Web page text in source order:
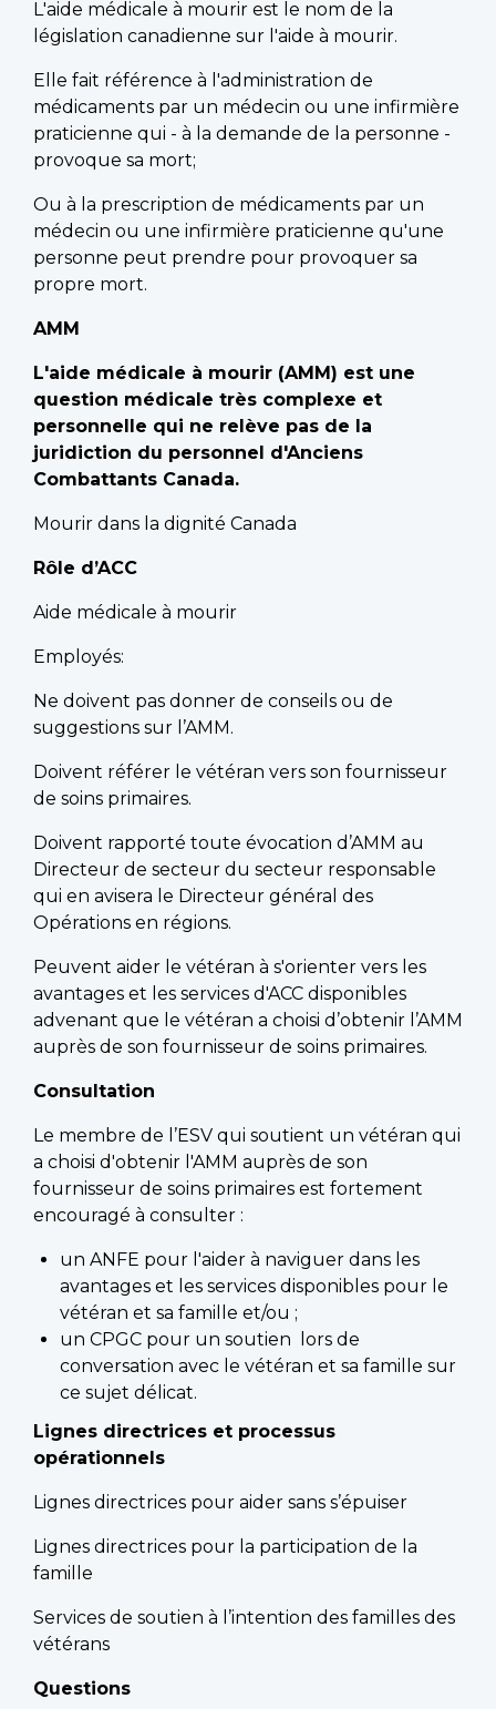
L'aide médicale à mourir est le nom de la
législation canadienne sur l'aide à mourir.
Elle fait référence à l'administration de
médicaments par un médecin ou une infirmière
praticienne qui - à la demande de la personne -
provoque sa mort;
Ou à la prescription de médicaments par un
médecin ou une infirmière praticienne qu'une
personne peut prendre pour provoquer sa
propre mort.
AMM
L'aide médicale à mourir (AMM) est une
question médicale très complexe et
personnelle qui ne relève pas de la
juridiction du personnel d'Anciens
Combattants Canada.
Mourir dans la dignité Canada
Rôle d’ACC
Aide médicale à mourir
Employés:
Ne doivent pas donner de conseils ou de
suggestions sur l’AMM.
Doivent référer le vétéran vers son fournisseur
de soins primaires.
Doivent rapporté toute évocation d’AMM au
Directeur de secteur du secteur responsable
qui en avisera le Directeur général des
Opérations en régions.
Peuvent aider le vétéran à s'orienter vers les
avantages et les services d'ACC disponibles
advenant que le vétéran a choisi d’obtenir l’AMM
auprès de son fournisseur de soins primaires.
Consultation
Le membre de l’ESV qui soutient un vétéran qui
a choisi d'obtenir l'AMM auprès de son
fournisseur de soins primaires est fortement
encouragé à consulter :
un ANFE pour l'aider à naviguer dans les
avantages et les services disponibles pour le
vétéran et sa famille et/ou ;
un CPGC pour un soutien lors de
conversation avec le vétéran et sa famille sur
ce sujet délicat.
Lignes directrices et processus
opérationnels
Lignes directrices pour aider sans s’épuiser
Lignes directrices pour la participation de la
famille
Services de soutien à l’intention des familles des
vétérans
Questions